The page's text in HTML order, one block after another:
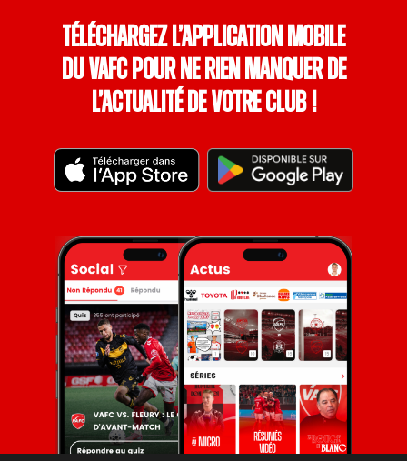
Téléchargez l’application mobile
du VAFC pour ne rien manquer de
l’actualité de votre club !